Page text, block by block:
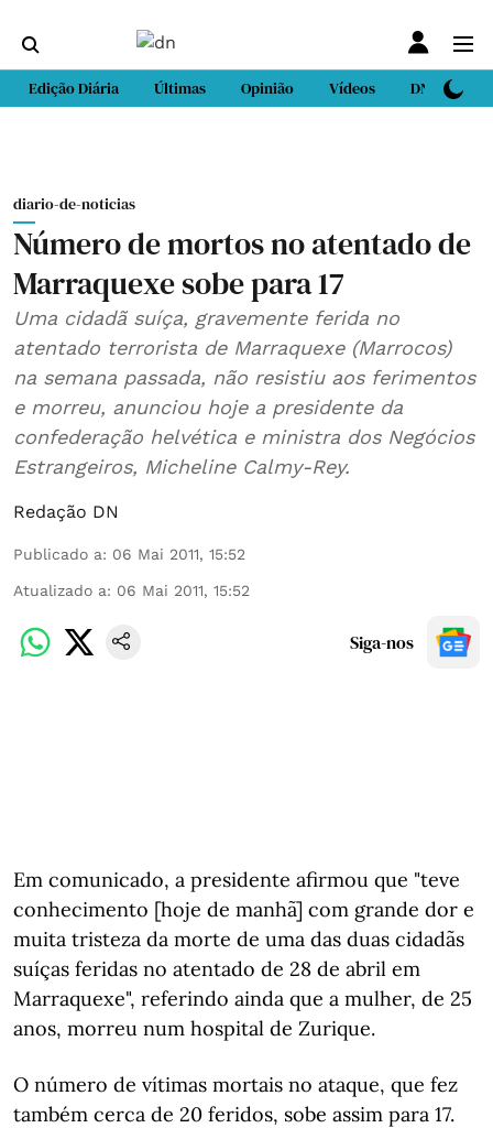
Edição Diária Últimas Opinião Vídeos DN Sport
diario-de-noticias
Número de mortos no atentado de
Marraquexe sobe para 17
Uma cidadã suíça, gravemente ferida no
atentado terrorista de Marraquexe (Marrocos)
na semana passada, não resistiu aos ferimentos
e morreu, anunciou hoje a presidente da
confederação helvética e ministra dos Negócios
Estrangeiros, Micheline Calmy-Rey.
Redação DN
Publicado a: 06 Mai 2011, 15:52
Atualizado a: 06 Mai 2011, 15:52
Siga-nos
Em comunicado, a presidente afirmou que "teve
conhecimento [hoje de manhã] com grande dor e
muita tristeza da morte de uma das duas cidadãs
suíças feridas no atentado de 28 de abril em
Marraquexe", referindo ainda que a mulher, de 25
anos, morreu num hospital de Zurique.
O número de vítimas mortais no ataque, que fez
também cerca de 20 feridos, sobe assim para 17.